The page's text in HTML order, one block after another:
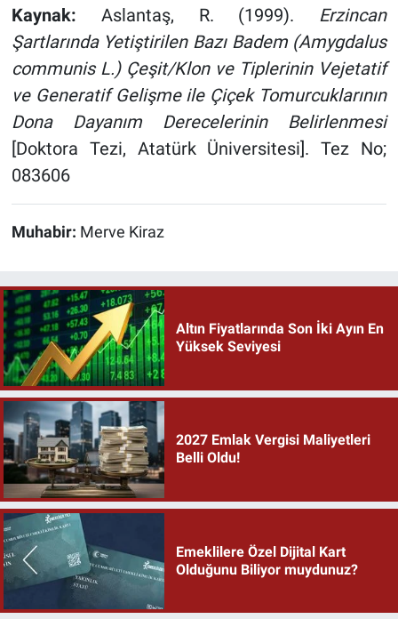
Kaynak: Aslantaş, R. (1999). Erzincan
Şartlarında Yetiştirilen Bazı Badem (Amygdalus
communis L.) Çeşit/Klon ve Tiplerinin Vejetatif
ve Generatif Gelişme ile Çiçek Tomurcuklarının
Dona Dayanım Derecelerinin Belirlenmesi
[Doktora Tezi, Atatürk Üniversitesi]. Tez No;
083606
Muhabir: Merve Kiraz
Altın Fiyatlarında Son İki Ayın En
Yüksek Seviyesi
2027 Emlak Vergisi Maliyetleri
Belli Oldu!
Emeklilere Özel Dijital Kart
Olduğunu Biliyor muydunuz?